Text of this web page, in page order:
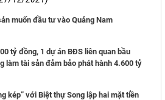
muốn đầu tư vào Quảng Nam
tỷ đồng, 1 dự án BĐS liên quan bầu
làm tài sản đảm bảo phát hành 4.600 tỷ
kép” với Biệt thự Song lập hai mặt tiền